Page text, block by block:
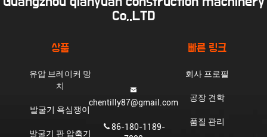
Co,.LTD
상품
유압 브레이커 망
치
발굴기 욕심쟁이
발굴기 판 압축기
chentilly87@gmail.com
86-180-1189-
빠른 링크
회사 프로필
공장 견학
품질 관리